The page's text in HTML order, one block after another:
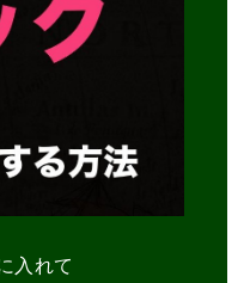
入れて